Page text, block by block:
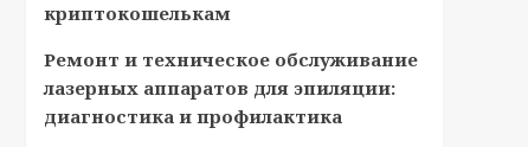
криптокошелькам
Ремонт и техническое обслуживание
лазерных аппаратов для эпиляции:
диагностика и профилактика